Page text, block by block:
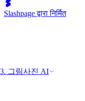
3. 그림사진 AI
Slashpage द्वारा निर्मित